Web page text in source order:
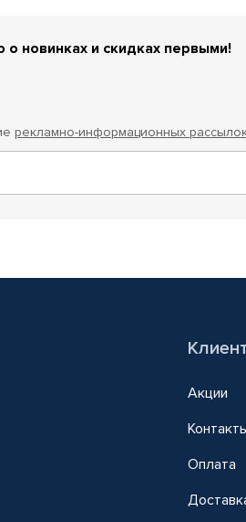
новинках и скидках первыми!
рекламно-информационных
Акции
Оплата